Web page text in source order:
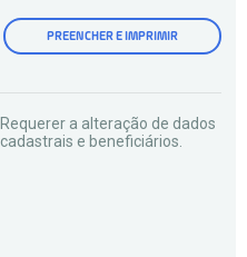
PREENCHER E IMPRIMIR
Requerer a alteração de dados
cadastrais e beneficiários.